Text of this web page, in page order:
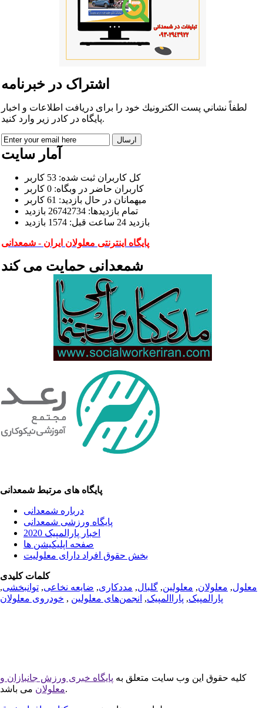
اشتراک در خبرنامه
لطفاً نشاني پست الكترونيك خود را برای دريافت اطلاعات و اخبار
پايگاه در كادر زير وارد كنيد.
آمار سایت
كل کاربران ثبت شده: 53 کاربر
کاربران حاضر در وبگاه: 0 کاربر
ميهمانان در حال بازديد: 61 کاربر
تمام بازديد‌ها: 26742734 بازدید
بازديد 24 ساعت قبل: 1574 بازدید
پایگاه اینترنتی معلولان ایران - شمعدانی
شمعدانی حمایت می کند
پایگاه های مرتبط شمعدانی
درباره شمعدانی
پایگاه ورزشی شمعدانی
اخبار پارالمپیک 2020
صفحه اپلیکیشن ها
بخش حقوق افراد دارای معلولیت
کلمات کلیدی
معلول, معلولان, معلولین, گلبال, مددکاری, ضایعه نخاعی, توانبخشی,
پارالمپیک, پاراالمپیک, انجمن‌های معلولین , خودروی معلولان
کلیه حقوق این وب سایت متعلق به پایگاه خبری ورزش جانبازان و
معلولانمی باشد.